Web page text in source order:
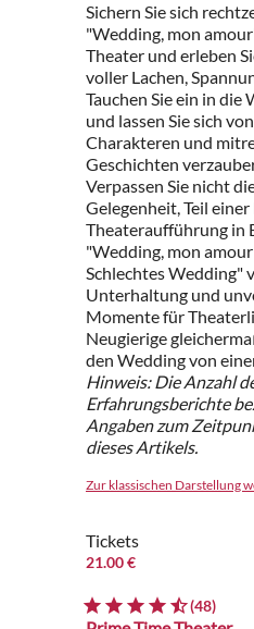
Sichern Sie sich
"Wedding, mon
Theater und erleben
voller Lachen,
Tauchen Sie ein in die
und lassen Sie sich
Charakteren und
Geschichten
Verpassen Sie nicht
Gelegenheit, Teil
Theateraufführung in
"Wedding, mon
Schlechtes Wedding"
Unterhaltung und
Momente für
Neugierige
den Wedding von
Hinweis: Die Anzahl
Erfahrungsberichte
Angaben zum
dieses Artikels.
Zur klassischen Darstellung
Tickets
21.00 €
(48)